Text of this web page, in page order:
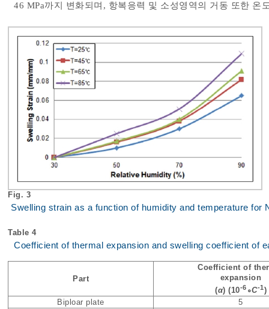
46 MPa까지 변화되며, 항복응력 및 소성영역의 거동 또한 온
Fig. 3
Swelling strain as a function of humidity and temperature for
Table 4
Coefficient of thermal expansion and swelling coefficient of
Part
Coefficient of
expansion
(α) (10-6 ∘C-1)
Biploar plate
5